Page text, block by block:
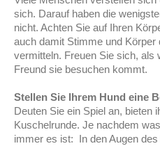
sich. Darauf haben die
nicht. Achten Sie auf Ihren
auch damit Stimme und Körper
vermitteln. Freuen Sie sich, als
Freund sie besuchen kommt.
Stellen Sie Ihrem Hund eine
Deuten Sie ein Spiel an, bieten
Kuschelrunde. Je nachdem
immer es ist: In den Augen